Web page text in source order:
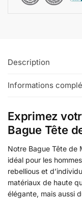
Description
Informations
Exprimez
Bague Tête
Notre Bague Tête de
idéal pour les
rebellious et
matériaux de haute
élégante, mais aussi